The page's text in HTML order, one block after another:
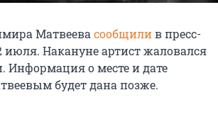
Матвеева сообщилив пресс-
июля. Накануне артист жаловался
Информация о месте и дате
будет дана позже.